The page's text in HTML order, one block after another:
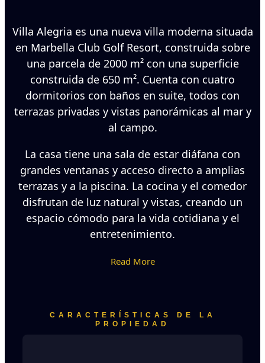
Villa Alegria es una nueva villa moderna situada
en Marbella Club Golf Resort, construida sobre
una parcela de 2000 m² con una superficie
construida de 650 m². Cuenta con cuatro
dormitorios con baños en suite, todos con
terrazas privadas y vistas panorámicas al mar y
al campo.
La casa tiene una sala de estar diáfana con
grandes ventanas y acceso directo a amplias
terrazas y a la piscina. La cocina y el comedor
disfrutan de luz natural y vistas, creando un
espacio cómodo para la vida cotidiana y el
entretenimiento.
Read More
CARACTERÍSTICAS DE LA
PROPIEDAD